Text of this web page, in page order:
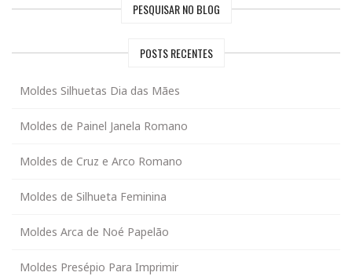
PESQUISAR NO BLOG
POSTS RECENTES
Moldes Silhuetas Dia das Mães
Moldes de Painel Janela Romano
Moldes de Cruz e Arco Romano
Moldes de Silhueta Feminina
Moldes Arca de Noé Papelão
Moldes Presépio Para Imprimir